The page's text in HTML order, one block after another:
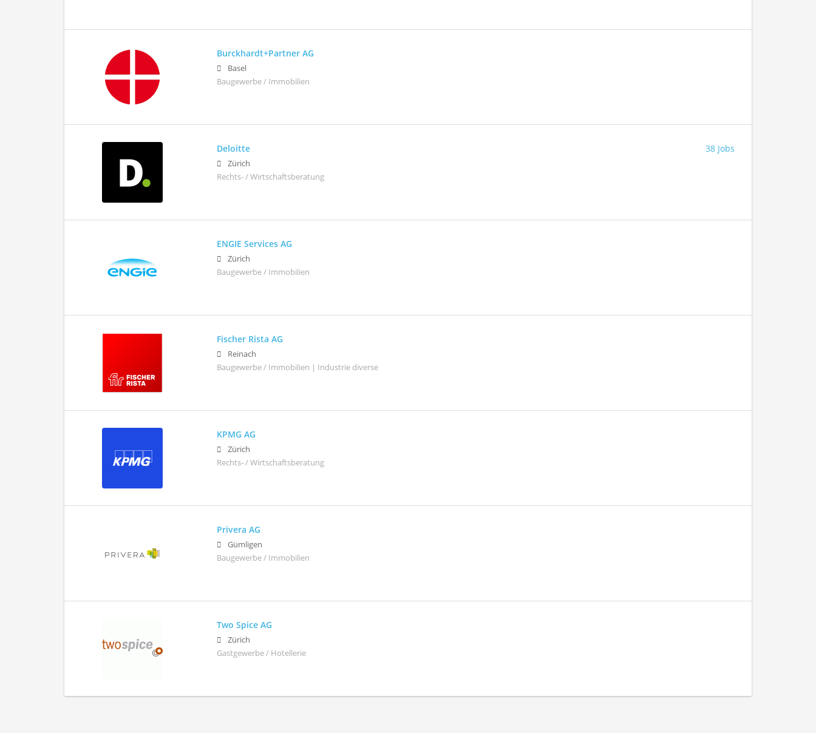
Burckhardt+Partner AG
Basel
Baugewerbe / Immobilien
Deloitte
Zürich
Rechts- / Wirtschaftsberatung
38 Jobs
ENGIE Services AG
Zürich
Baugewerbe / Immobilien
Fischer Rista AG
Reinach
Baugewerbe / Immobilien | Industrie diverse
KPMG AG
Zürich
Rechts- / Wirtschaftsberatung
Privera AG
Gümligen
Baugewerbe / Immobilien
Two Spice AG
Zürich
Gastgewerbe / Hotellerie